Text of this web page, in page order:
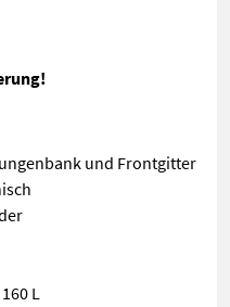
und Frontgitter
L